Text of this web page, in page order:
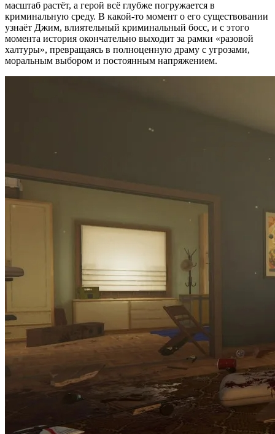
масштаб растёт, а герой всё глубже погружается в
криминальную среду. В какой‑то момент о его существовании
узнаёт Джим, влиятельный криминальный босс, и с этого
момента история окончательно выходит за рамки «разовой
халтуры», превращаясь в полноценную драму с угрозами,
моральным выбором и постоянным напряжением.